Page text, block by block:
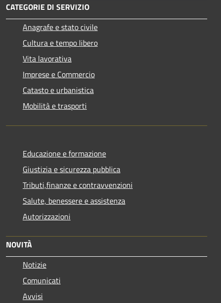
CATEGORIE DI SERVIZIO
Anagrafe e stato civile
Cultura e tempo libero
Vita lavorativa
Imprese e Commercio
Catasto e urbanistica
Mobilità e trasporti
Educazione e formazione
Giustizia e sicurezza pubblica
Tributi,finanze e contravvenzioni
Salute, benessere e assistenza
Autorizzazioni
NOVITÀ
Notizie
Comunicati
Avvisi